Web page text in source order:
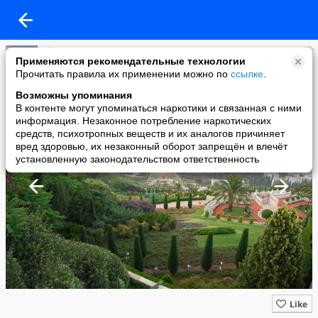
Применяются рекомендательные технологии
Прочитать правила их применении можно по ссылке
Возможны упоминания
В контенте могут упоминаться наркотики и связанная с ними
информация. Незаконное потребление наркотических
средств, психотропных веществ и их аналогов причиняет
вред здоровью, их незаконный оборот запрещён и влечёт
установленную законодательством ответственность
Shanin.Ru Путешествия - для взрослых!
added a photo
18 Jul в 11:59
Like